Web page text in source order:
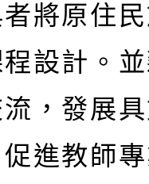
將原住
設計。
，發展
進教師